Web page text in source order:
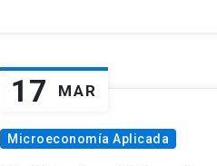
17 MAR
Microeconomía Aplicada